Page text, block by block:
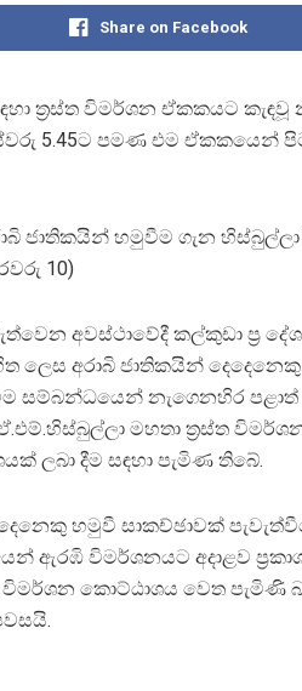
Share on Facebook
ත්‍රස්ත විමර්ශන ඒකකයට
5.45ට පමණ එම ඒකකයෙන්
ජාතිකයින් හමුවීම ගැන හිස්බුල්ලා
10)
අවස්ථාවේදී කල්කුඩා ප්‍ර
ලෙස අරාබි ජාතිකයින්
සම්බන්ධයෙන් නැගෙනහිර
මහතා ත්‍රස්ත
ලබා දීම සඳහා පැමිණ තිබේ.
හමුවී සාකච්ඡාවක්
ඇරඹි විමර්ශනයට අදාළව
විමර්ශන කොට්ඨාශය වෙත පැමිණි